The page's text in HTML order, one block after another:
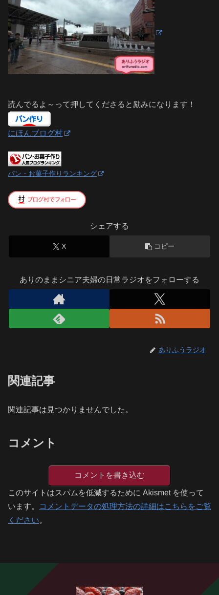
読んでるよ～って押してくださると励みになります！
にほんブログ村
パン・お菓子作りランキング
シェアする
X コピー
ありのままシニア夫婦の日常ラジオをフォローする
ありふうラジオ
関連記事
関連記事は見つかりませんでした。
コメント
コメントを書き込む
このサイトはスパムを低減するために Akismet を使って
います。
コメントデータの処理方法の詳細はこちらをご覧
ください。